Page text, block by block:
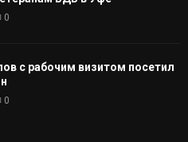
0
с рабочим визитом посетил
0